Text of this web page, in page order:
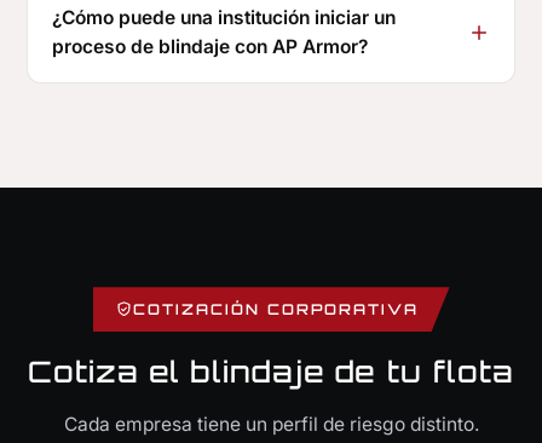
¿Cómo puede una institución iniciar un
proceso de blindaje con AP Armor?
COTIZACIÓN CORPORATIVA
Cotiza el blindaje de tu flota
Cada empresa tiene un perfil de riesgo distinto.